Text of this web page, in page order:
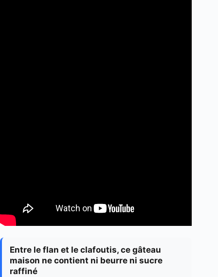
Entre le flan et le clafoutis, ce gâteau
maison ne contient ni beurre ni sucre
raffiné